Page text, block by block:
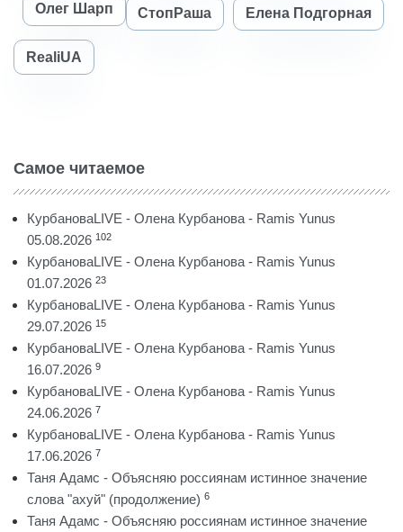
Олег Шарп СтопРаша Елена Подгорная
RealiUA
Самое читаемое
КурбановаLIVE - Олена Курбанова - Ramis Yunus
05.08.2026 102
КурбановаLIVE - Олена Курбанова - Ramis Yunus
01.07.2026 23
КурбановаLIVE - Олена Курбанова - Ramis Yunus
29.07.2026 15
КурбановаLIVE - Олена Курбанова - Ramis Yunus
16.07.2026 9
КурбановаLIVE - Олена Курбанова - Ramis Yunus
24.06.2026 7
КурбановаLIVE - Олена Курбанова - Ramis Yunus
17.06.2026 7
Таня Адамс - Объясняю россиянам истинное значение
слова "ахуй" (продолжение) 6
Таня Адамс - Объясняю россиянам истинное значение